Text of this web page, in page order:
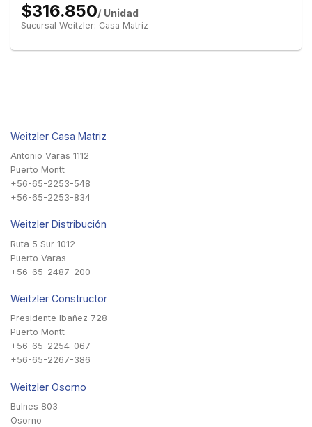
$316.850/ Unidad
Sucursal Weitzler: Casa Matriz
Weitzler Casa Matriz
Antonio Varas 1112
Puerto Montt
+56-65-2253-548
+56-65-2253-834
Weitzler Distribución
Ruta 5 Sur 1012
Puerto Varas
+56-65-2487-200
Weitzler Constructor
Presidente Ibañez 728
Puerto Montt
+56-65-2254-067
+56-65-2267-386
Weitzler Osorno
Bulnes 803
Osorno